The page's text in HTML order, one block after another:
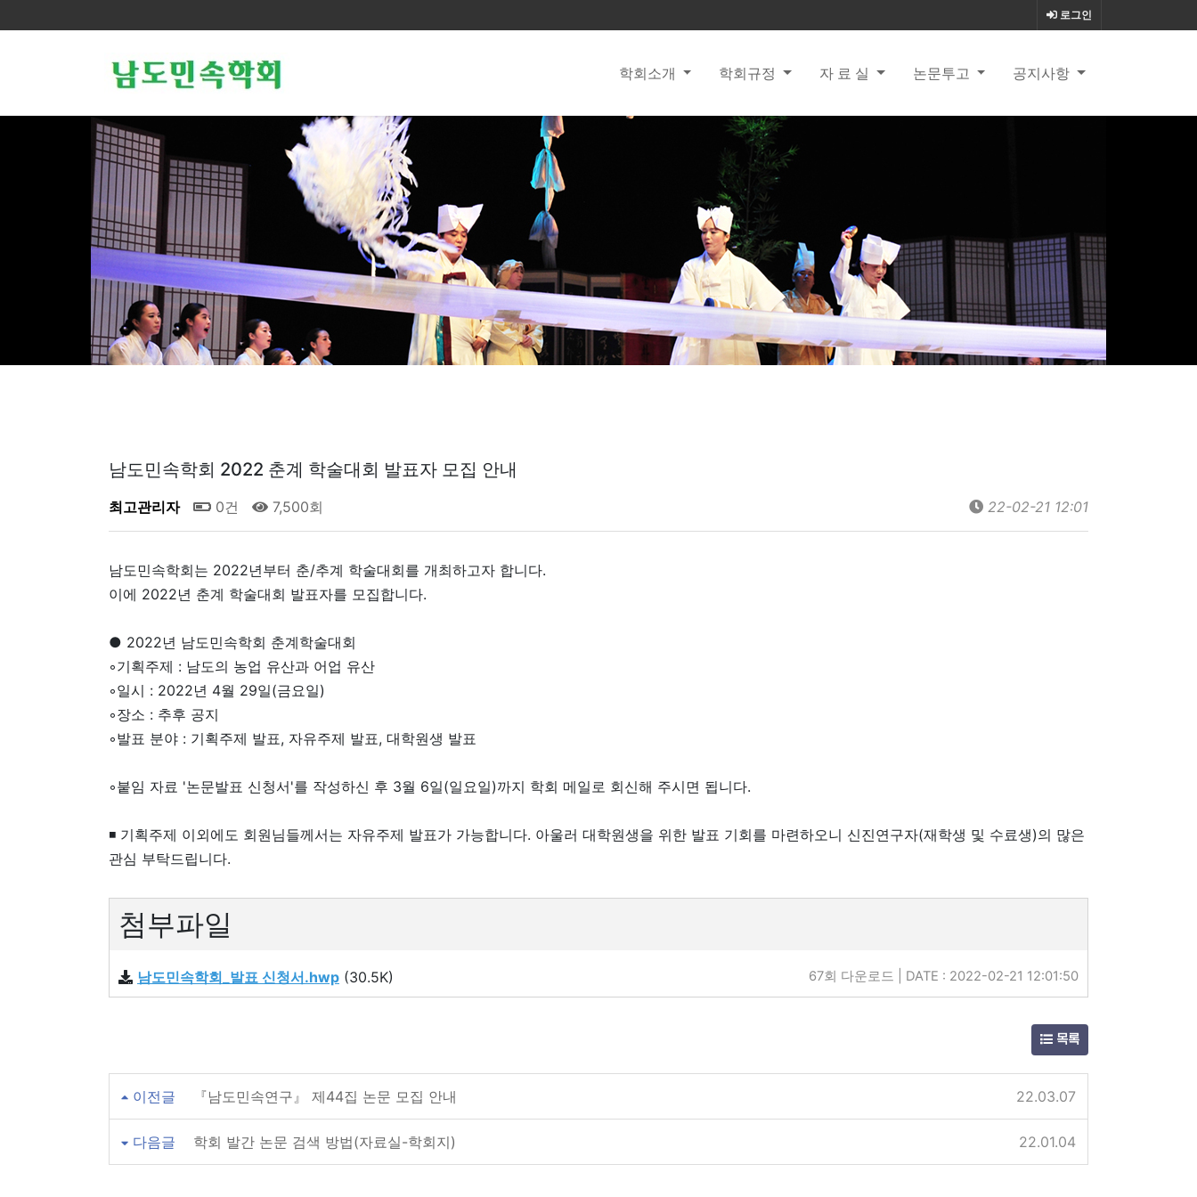
로그인
학회소개 학회규정 자 료 실 논문투고 공지사항
남도민속학회 2022 춘계 학술대회 발표자 모집 안내
최고관리자 0건 7,500회 22-02-21 12:01
남도민속학회는 2022년부터 춘/추계 학술대회를 개최하고자 합니다.
이에 2022년 춘계 학술대회 발표자를 모집합니다.
● 2022년 남도민속학회 춘계학술대회
◦기획주제 : 남도의 농업 유산과 어업 유산
◦일시 : 2022년 4월 29일(금요일)
◦장소 : 추후 공지
◦발표 분야 : 기획주제 발표, 자유주제 발표, 대학원생 발표
◦붙임 자료 '논문발표 신청서'를 작성하신 후 3월 6일(일요일)까지 학회 메일로 회신해 주시면 됩니다.
◾ 기획주제 이외에도 회원님들께서는 자유주제 발표가 가능합니다. 아울러 대학원생을 위한 발표 기회를 마련하오니 신진연구자(재학생 및 수료생)의 많은
관심 부탁드립니다.
첨부파일
남도민속학회_발표 신청서.hwp (30.5K) 67회 다운로드 | DATE : 2022-02-21 12:01:50
목록
이전글 『남도민속연구』 제44집 논문 모집 안내 22.03.07
다음글 학회 발간 논문 검색 방법(자료실-학회지) 22.01.04